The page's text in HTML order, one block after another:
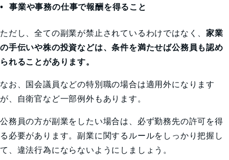
事業や事務の仕事で報酬を得ること
ただし、全ての副業が禁止されているわけではなく、家業
の手伝いや株の投資などは、条件を満たせば公務員も認め
られることがあります。
なお、国会議員などの特別職の場合は適用外になります
が、自衛官など一部例外もあります。
公務員の方が副業をしたい場合は、必ず勤務先の許可を得
る必要があります。副業に関するルールをしっかり把握し
て、違法行為にならないようにしましょう。